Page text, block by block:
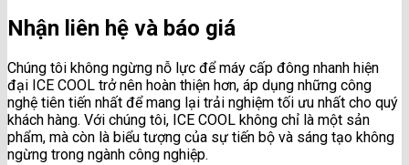
Nhận liên hệ và báo giá
Chúng tôi không ngừng nỗ lực để máy cấp đông nhanh hiện
đại ICE COOL trở nên hoàn thiện hơn, áp dụng những công
nghệ tiên tiến nhất để mang lại trải nghiệm tối ưu nhất cho quý
khách hàng. Với chúng tôi, ICE COOL không chỉ là một sản
phẩm, mà còn là biểu tượng của sự tiến bộ và sáng tạo không
ngừng trong ngành công nghiệp.